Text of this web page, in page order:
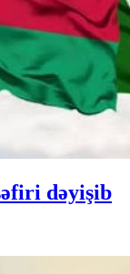
dəyişib